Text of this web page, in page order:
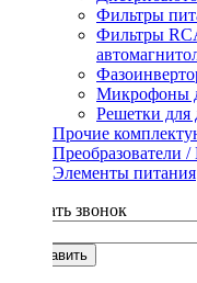
Фильтры
Фильтры
Микрофоны
Решетки для
Прочие
Преобразователи
Элементы питания
Заказать звонок
Отправить